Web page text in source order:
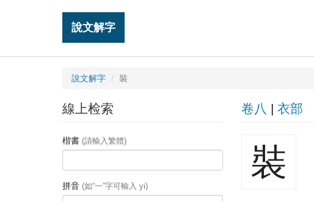
說文解字
說文解字 裝
卷八 | 衣部
裝
線上检索
楷書 (請輸入繁體)
拼音 (如“一”字可輸入 yi)